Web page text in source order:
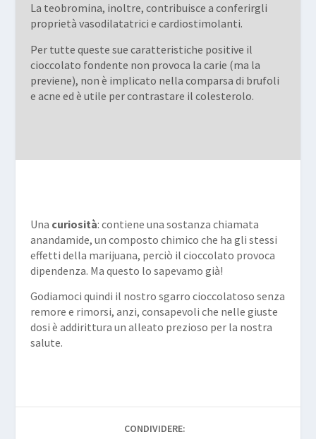
La teobromina, inoltre, contribuisce a conferirgli
proprietà vasodilatatrici e cardiostimolanti.
Per tutte queste sue caratteristiche positive il
cioccolato fondente non provoca la carie (ma la
previene), non è implicato nella comparsa di brufoli
e acne ed è utile per contrastare il colesterolo.
Una curiosità: contiene una sostanza chiamata
anandamide, un composto chimico che ha gli stessi
effetti della marijuana, perciò il cioccolato provoca
dipendenza. Ma questo lo sapevamo già!
Godiamoci quindi il nostro sgarro cioccolatoso senza
remore e rimorsi, anzi, consapevoli che nelle giuste
dosi è addirittura un alleato prezioso per la nostra
salute.
CONDIVIDERE: